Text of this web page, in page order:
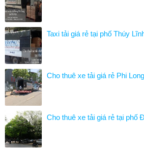
Taxi tải giá rẻ tại phố Thúy
Cho thuê xe tải giá rẻ Phi
Cho thuê xe tải giá rẻ tại phố